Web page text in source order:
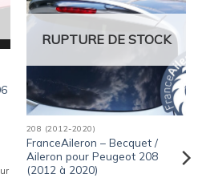
wishlist
RUPTURE DE STOCK
208 (2012-2020)
FranceAileron – Becquet /
Aileron pour Peugeot 208
(2012 à 2020)